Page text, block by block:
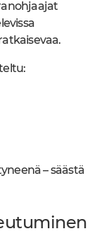
– säästä